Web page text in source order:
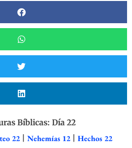
Bíblicas: Día 22
22| Nehemías 12| Hechos 22